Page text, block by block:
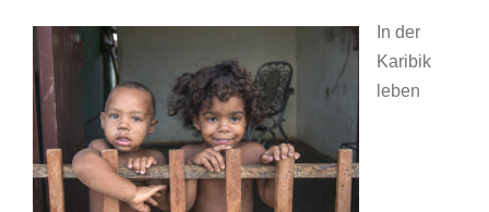
In der
Karibik
leben